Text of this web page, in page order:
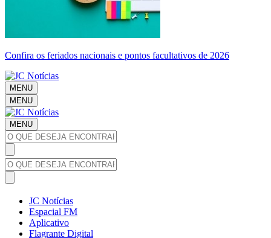
Confira os feriados nacionais e pontos facultativos de 2026
MENU
MENU
MENU
JC Notícias
Espacial FM
Aplicativo
Flagrante Digital